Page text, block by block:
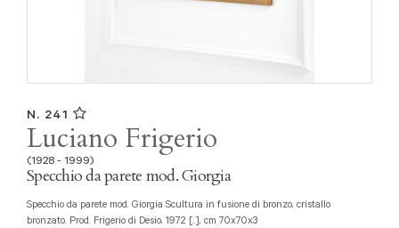
N. 241
Luciano Frigerio
(1928 - 1999)
Specchio da parete mod. Giorgia
Specchio da parete mod. Giorgia Scultura in fusione di bronzo, cristallo
bronzato. Prod. Frigerio di Desio, 1972 [..], cm 70x70x3